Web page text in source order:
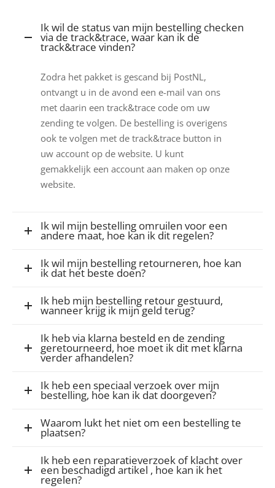
Ik wil de status van mijn bestelling checken
via de track&trace, waar kan ik de
track&trace vinden?
Zodra het pakket is gescand bij PostNL,
ontvangt u in de avond een e-mail van ons
met daarin een track&trace code om uw
zending te volgen. De bestelling is overigens
ook te volgen met de track&trace button in
uw account op de website. U kunt
gemakkelijk een account aan maken op onze
website.
Ik wil mijn bestelling omruilen voor een
andere maat, hoe kan ik dit regelen?
Ik wil mijn bestelling retourneren, hoe kan
ik dat het beste doen?
Ik heb mijn bestelling retour gestuurd,
wanneer krijg ik mijn geld terug?
Ik heb via klarna besteld en de zending
geretourneerd, hoe moet ik dit met klarna
verder afhandelen?
Ik heb een speciaal verzoek over mijn
bestelling, hoe kan ik dat doorgeven?
Waarom lukt het niet om een bestelling te
plaatsen?
Ik heb een reparatieverzoek of klacht over
een beschadigd artikel , hoe kan ik het
regelen?